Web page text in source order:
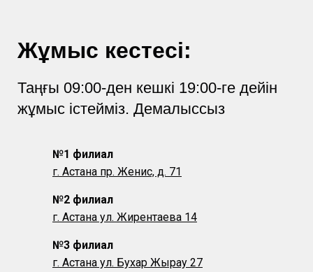
Жұмыс кестесі:
Таңғы 09:00-ден кешкі 19:00-ге дейін
жұмыс істейміз. Демалыссыз
№1 филиал
г. Астана пр. Женис, д. 71
№2 филиал
г. Астана ул. Жирентаева 14
№3 филиал
г. Астана ул. Бухар Жырау 27